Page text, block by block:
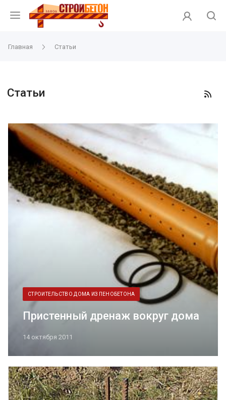
Главная Статьи
Статьи
СТРОИТЕЛЬСТВО ДОМА ИЗ ПЕНОБЕТОНА
Пристенный дренаж вокруг дома
14 октября 2011